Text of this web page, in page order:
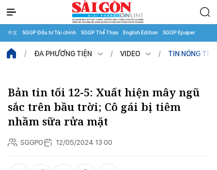
中文 SGGP Đầu tư Tài chính SGGP Thể Thao English Edition SGGP Epaper
ĐA PHƯƠNG TIỆN VIDEO TIN NÓNG
Bản tin tối 12-5: Xuất hiện mây ngũ
sắc trên bầu trời; Cô gái bị tiêm
nhầm sữa rửa mặt
SGGPO 12/05/2024 13:00